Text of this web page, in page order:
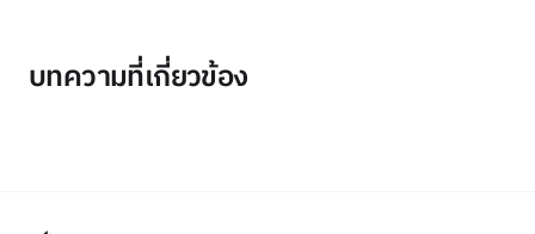
บทความที่เกี่ยวข้อง